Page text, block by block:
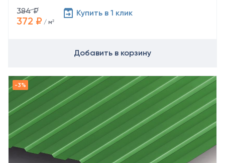
384 ₽
372 ₽ / м²
Купить в 1 клик
Добавить в корзину